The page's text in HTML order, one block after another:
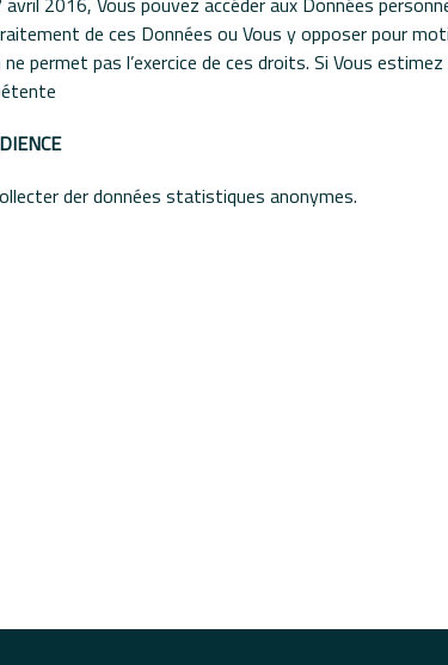
de ces Données ou Vous y opposer pour
permet pas l’exercice de ces droits. Si Vous
der données statistiques anonymes.